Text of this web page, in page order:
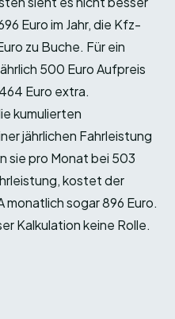
Euro im Jahr, die Kfz-
zu Buche. Für ein
500 Euro Aufpreis
Euro extra.
kumulierten
jährlichen Fahrleistung
sie pro Monat bei 503
kostet der
monatlich sogar 896 Euro.
Kalkulation keine Rolle.